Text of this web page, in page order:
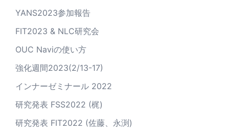
YANS2023参加報告
FIT2023 & NLC研究会
OUC Naviの使い方
強化週間2023(2/13-17)
インナーゼミナール 2022
研究発表 FSS2022 (梶)
研究発表 FIT2022 (佐藤、永渕)